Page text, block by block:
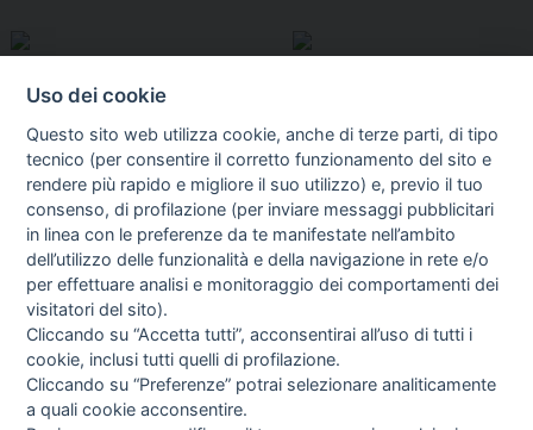
I libri Vedi tutti
Uso dei cookie
Questo sito web utilizza cookie, anche di terze parti, di tipo
tecnico (per consentire il corretto funzionamento del sito e
rendere più rapido e migliore il suo utilizzo) e, previo il tuo
consenso, di profilazione (per inviare messaggi pubblicitari
in linea con le preferenze da te manifestate nell’ambito
dell’utilizzo delle funzionalità e della navigazione in rete e/o
per effettuare analisi e monitoraggio dei comportamenti dei
visitatori del sito).
Cliccando su “Accetta tutti”, acconsentirai all’uso di tutti i
cookie, inclusi tutti quelli di profilazione.
Cliccando su “Preferenze” potrai selezionare analiticamente
a quali cookie acconsentire.